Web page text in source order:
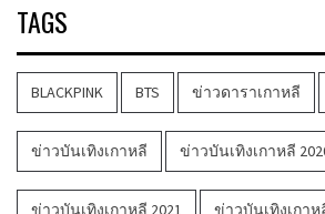
TAGS
BLACKPINK BTS ข่าวดาราเกาหลี
ข่าวบันเทิงเกาหลี ข่าวบันเทิงเกาหลี
ข่าวบันเทิงเกาหลี 2021 ข่าวบันเทิงเกาห